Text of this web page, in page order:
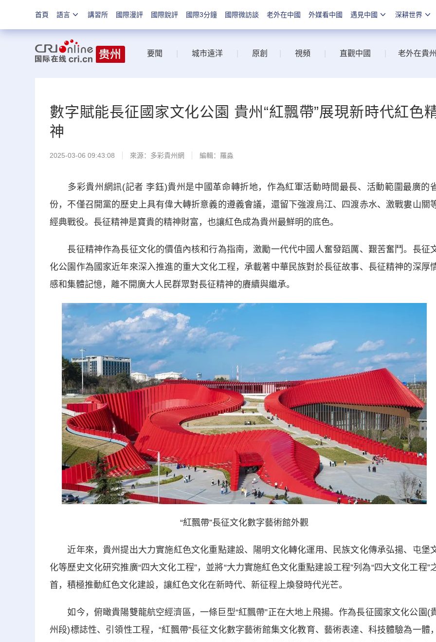
首頁 語言 講習所 國際漫評 國際銳評 國際3分鐘 國際微訪談 老外在中國 外媒看中國 遇見中國 深耕世界
要聞 城市遠洋 原創 視頻 直觀中國 老外在貴州
數字賦能長征國家文化公園 貴州“紅飄帶”展現新時代紅色
神
2025-03-06 09:43:08 來源： 多彩貴州網 編輯：羅淼
多彩貴州網訊(記者 李鈺)貴州是中國革命轉折地，作為紅軍活動時間最長、活動範圍最廣的
份，不僅召開黨的歷史上具有偉大轉折意義的遵義會議，還留下強渡烏江、四渡赤水、激戰婁山關
經典戰役。長征精神是寶貴的精神財富，也讓紅色成為貴州最鮮明的底色。
長征精神作為長征文化的價值內核和行為指南，激勵一代代中國人奮發蹈厲、艱苦奮鬥。長征
化公園作為國家近年來深入推進的重大文化工程，承載著中華民族對於長征故事、長征精神的深厚
感和集體記憶，離不開廣大人民群眾對長征精神的賡續與繼承。
“紅飄帶”長征文化數字藝術館外觀
近年來，貴州提出大力實施紅色文化重點建設、陽明文化轉化運用、民族文化傳承弘揚、屯堡
化等歷史文化研究推廣“四大文化工程”，並將“大力實施紅色文化重點建設工程”列為“四大文化工程”
首，積極推動紅色文化建設，讓紅色文化在新時代、新征程上煥發時代光芒。
如今，俯瞰貴陽雙龍航空經濟區，一條巨型“紅飄帶”正在大地上飛揚。作為長征國家文化公園(
州段)標誌性、引領性工程，“紅飄帶”長征文化數字藝術館集文化教育、藝術表達、科技體驗為一體，